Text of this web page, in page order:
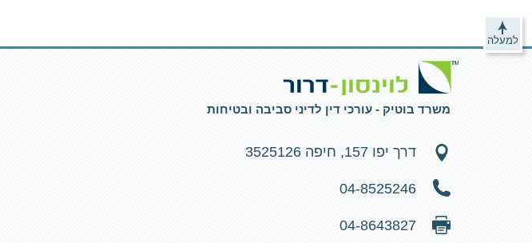
למעלה
משרד בוטיק - עורכי דין לדיני סביבה ובטיחות
דרך יפו 157, חיפה 3525126
04-8525246
04-8643827